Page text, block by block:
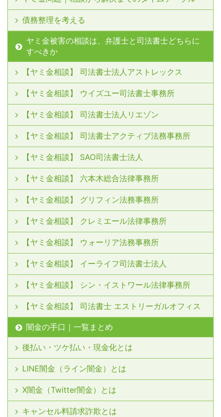
債務整理を考える
ヤミ金被害の相談は、弁護士と司法書士どちらに
すべきか
【ヤミ金相談】 司法書士法人アストレックス
【ヤミ金相談】 ウイズユー司法書士事務所
【ヤミ金相談】 司法書士法人リエゾン
【ヤミ金相談】 司法書士アクティブ法務事務所
【ヤミ金相談】 SAO司法書士法人
【ヤミ金相談】 六本木総合法律事務所
【ヤミ金相談】 グリフィン法務事務所
【ヤミ金相談】 クレミエール法律事務所
【ヤミ金相談】 ウォーリア法務事務所
【ヤミ金相談】 イーライフ司法書士法人
【ヤミ金相談】 シン・イストワール法律事務所
【ヤミ金相談】 司法書士 エストリーガルオフィス
闇金の手口｜一覧まとめ
後払い・ツケ払い・現金化とは
LINE闇金（ライン闇金）とは
X闇金（Twitter闇金）とは
キャンセル料請求詐欺とは